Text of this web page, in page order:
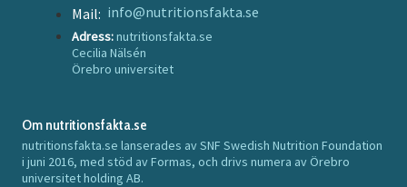
Mail: info@nutritionsfakta.se
Adress:nutritionsfakta.se
Cecilia Nälsén
Örebro universitet
Om nutritionsfakta.se
nutritionsfakta.se lanserades av SNF Swedish Nutrition Foundation
i juni 2016, med stöd av Formas, och drivs numera av Örebro
universitet holding AB.